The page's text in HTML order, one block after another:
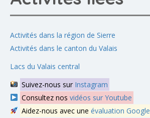
Activités dans la région de Sierre
Activités dans le canton du Valais
Lacs du Valais central
Suivez-nous sur Instagram
Consultez nos vidéos sur Youtube
Aidez-nous avec une évaluation Google